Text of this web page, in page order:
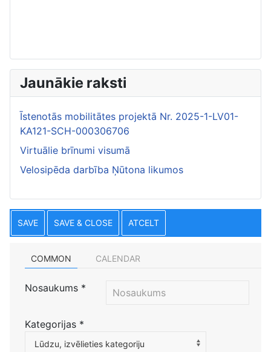
Jaunākie raksti
Īstenotās mobilitātes projektā Nr. 2025-1-LV01-
KA121-SCH-000306706
Virtuālie brīnumi visumā
Velosipēda darbība Ņūtona likumos
SAVE SAVE & CLOSE ATCELT
COMMON CALENDAR
Nosaukums *
Kategorijas *
Atlasiet kategoriju, lai filtrētu sarakstu
Lūdzu, izvēlieties kategoriju